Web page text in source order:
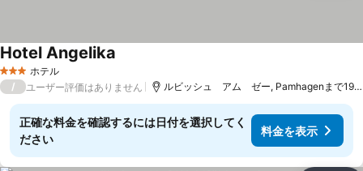
3 ホテルのランク
ホテル
Hotel Angelika
/ ユーザー評価はありません ルビッシュ アム ゼー, Pamhagenまで19.1
正確な料金を確認するには日付を選択してく
ださい
料金を表示